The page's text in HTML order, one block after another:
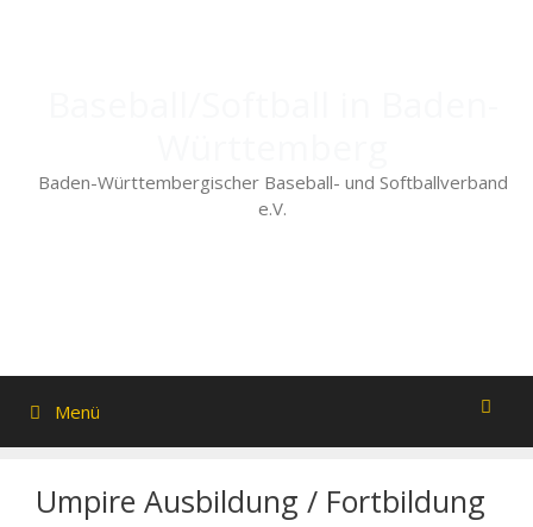
Baden-Württembergischer Baseball- und Softballverband
e.V.
Menü
Umpire Ausbildung / Fortbildung